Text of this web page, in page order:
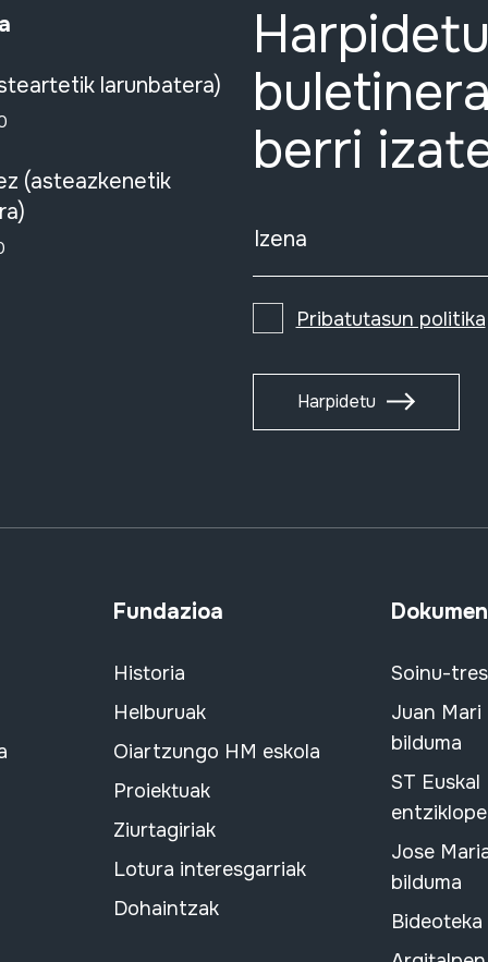
larunbatera)
(asteazkenetik
berri
Izena
Pribatutasun politika
Harpidetu
Fundazioa
Historia
Helburuak
Oiartzungo HM eskola
Proiektuak
Ziurtagiriak
Lotura interesgarriak
Dohaintzak
Soinu-
Juan
bilduma
ST
Jose
bilduma
Bideoteka